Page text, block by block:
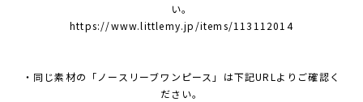
い。
https://www.littlemy.jp/items/113112014
・同じ素材の「ノースリーブワンピース」は下記URLよりご確認く
ださい。